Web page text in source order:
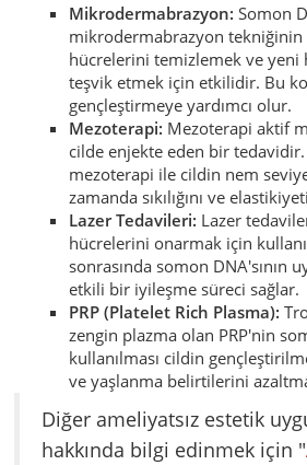
Mikrodermabrazyon: Somon
mikrodermabrazyon
hücrelerini temizlemek ve yeni
teşvik etmek için etkilidir. Bu
gençleştirmeye yardımcı olur.
Mezoterapi: Mezoterapi aktif
cilde enjekte eden bir
mezoterapi ile cildin nem
zamanda sıkılığını ve
Lazer Tedavileri: Lazer
hücrelerini onarmak için
sonrasında somon DNA'sının
etkili bir iyileşme süreci sağlar.
PRP (Platelet Rich Plasma):
zengin plazma olan PRP'nin
kullanılması cildin
ve yaşlanma belirtilerini
Diğer ameliyatsız estetik
hakkında bilgi edinmek için "